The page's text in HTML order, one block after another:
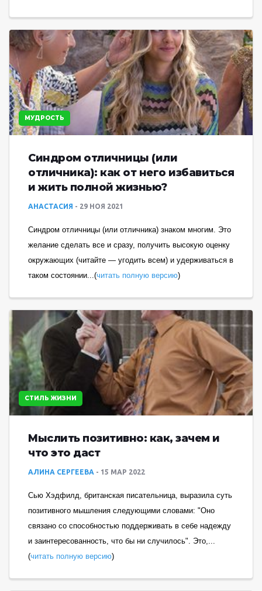
МУДРОСТЬ
Синдром отличницы (или
отличника): как от него избавиться
и жить полной жизнью?
АНАСТАСИЯ 29 НОЯ 2021
Синдром отличницы (или отличника) знаком многим. Это
желание сделать все и сразу, получить высокую оценку
окружающих (читайте — угодить всем) и удерживаться в
таком состоянии...(читать полную версию)
СТИЛЬ ЖИЗНИ
Мыслить позитивно: как, зачем и
что это даст
АЛИНА СЕРГЕЕВА 15 МАР 2022
Сью Хэдфилд, британская писательница, выразила суть
позитивного мышления следующими словами: "Оно
связано со способностью поддерживать в себе надежду
и заинтересованность, что бы ни случилось". Это,...
(читать полную версию)